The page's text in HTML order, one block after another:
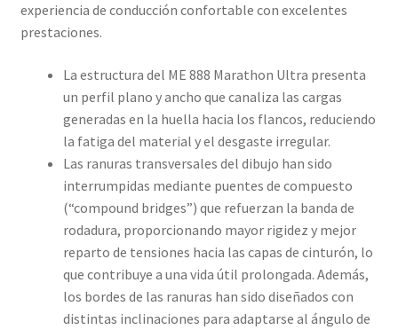
experiencia de conducción confortable con excelentes
prestaciones.
La estructura del ME 888 Marathon Ultra presenta
un perfil plano y ancho que canaliza las cargas
generadas en la huella hacia los flancos, reduciendo
la fatiga del material y el desgaste irregular.
Las ranuras transversales del dibujo han sido
interrumpidas mediante puentes de compuesto
(“compound bridges”) que refuerzan la banda de
rodadura, proporcionando mayor rigidez y mejor
reparto de tensiones hacia las capas de cinturón, lo
que contribuye a una vida útil prolongada. Además,
los bordes de las ranuras han sido diseñados con
distintas inclinaciones para adaptarse al ángulo de